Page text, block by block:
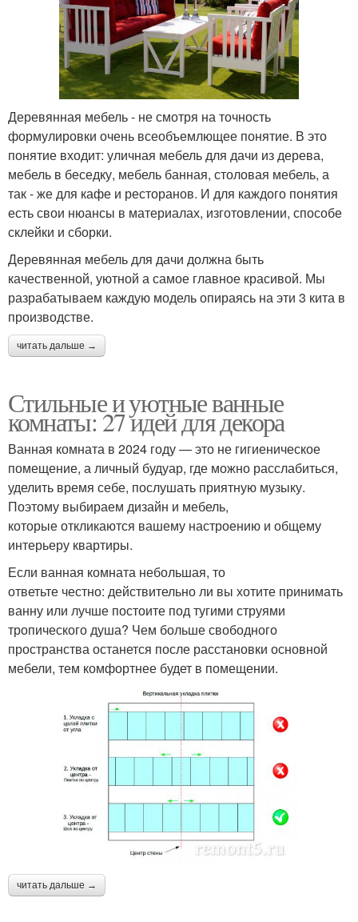
Деревянная мебель - не смотря на точность
формулировки очень всеобъемлющее понятие. В это
понятие входит: уличная мебель для дачи из дерева,
мебель в беседку, мебель банная, столовая мебель, а
так - же для кафе и ресторанов. И для каждого понятия
есть свои нюансы в материалах, изготовлении, способе
склейки и сборки.
Деревянная мебель для дачи должна быть
качественной, уютной а самое главное красивой. Мы
разрабатываем каждую модель опираясь на эти 3 кита в
производстве.
читать дальше →
Стильные и уютные ванные
комнаты: 27 идей для декора
Ванная комната в 2024 году — это не гигиеническое
помещение, а личный будуар, где можно расслабиться,
уделить время себе, послушать приятную музыку.
Поэтому выбираем дизайн и мебель,
которые откликаются вашему настроению и общему
интерьеру квартиры.
Если ванная комната небольшая, то
ответьте честно: действительно ли вы хотите принимать
ванну или лучше постоите под тугими струями
тропического душа? Чем больше свободного
пространства останется после расстановки основной
мебели, тем комфортнее будет в помещении.
читать дальше →